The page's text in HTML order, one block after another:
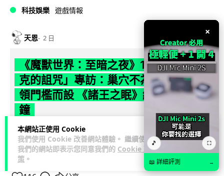
本網站正使用 Cookie
我們使用 Cookie 改善網站體驗。 繼續使用
我們的網站即表示您同意我們的 Cookie 政
策 。
科技娛樂 遊戲情報
天恩 2 日
《魔獸世界：至暗之夜》12.1 「烏拉特
克的詛咒」專訪：巢穴不為提高世界首
領門檻而設 《諸王之眠》縮短約 10 分
鐘
《魔獸世界：至暗之夜》版本更新 12.1「烏拉特克的詛咒」將
於 8 月 13 日正式上線，帶來全新區域「盤蛇島」、地城「毒牙
祭壇」、新型態世... 閱讀全文
×
🎵 ⛶
📖 詳細評測 →